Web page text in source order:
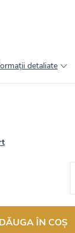
detaliate
ÎN COŞ